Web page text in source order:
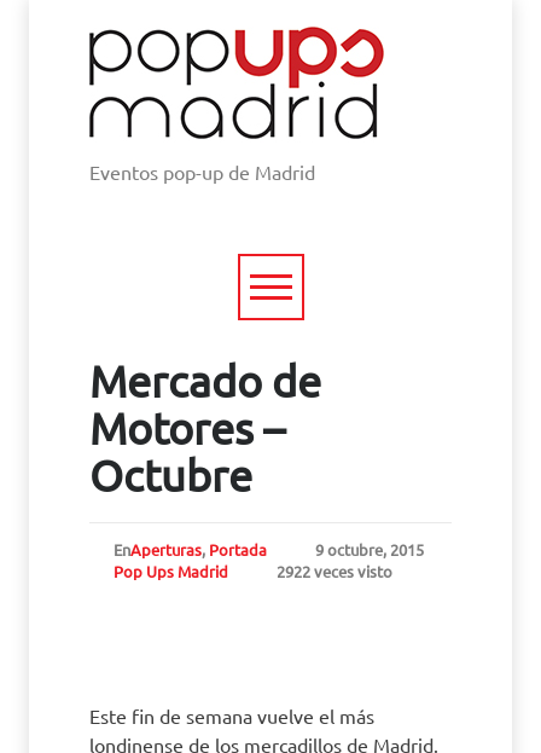
Eventos pop-up de Madrid
Mercado de
Motores –
Octubre
EnAperturas, Portada
9 octubre, 2015
Pop Ups Madrid
2922 veces visto
Este fin de semana vuelve el más
londinense de los mercadillos de Madrid.